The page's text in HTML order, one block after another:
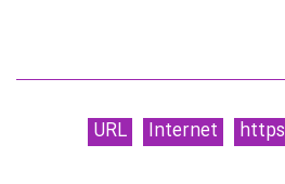
https
Internet
URL